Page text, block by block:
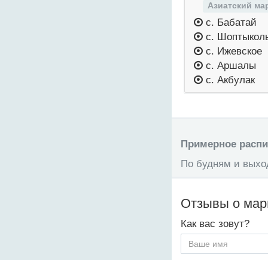
Азиатский
с. Бабатай
с.
с. Ижевское
с. Аршалы
с. Акбулак
Примерное
По будням и
Отзывы о
Как вас зовут?